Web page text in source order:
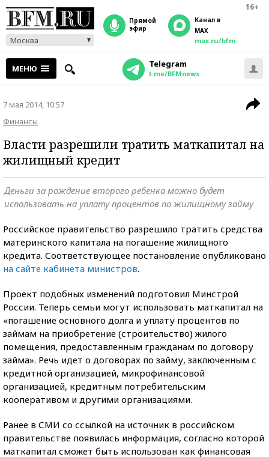
16+
Москва
прямой
эфир
Канал в
MAX
max.ru/bfm
МЕНЮ Telegram
t.me/BFMnews
7 мая 2014, 10:57
Финансы
Власти разрешили тратить маткапитал на
жилищный кредит
Деньги за рождение второго ребенка можно будет
использовать на уплату процентов по жилищному займу
Российское правительство разрешило тратить средства
материнского капитала на погашение жилищного
кредита. Соответствующее постановление опубликовано
на сайте кабинета министров.
Проект подобных изменений подготовил Минстрой
России. Теперь семьи могут использовать маткапитал на
«погашение основного долга и уплату процентов по
займам на приобретение (строительство) жилого
помещения, предоставленным гражданам по договору
займа». Речь идет о договорах по займу, заключенным с
кредитной организацией, микрофинансовой
организацией, кредитным потребительским
кооперативом и другими организациями.
Ранее в СМИ со ссылкой на источник в российском
правительстве появилась информация, согласно которой
маткапитал сможет быть использован как финансовая